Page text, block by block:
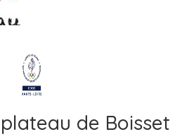
de Boisset